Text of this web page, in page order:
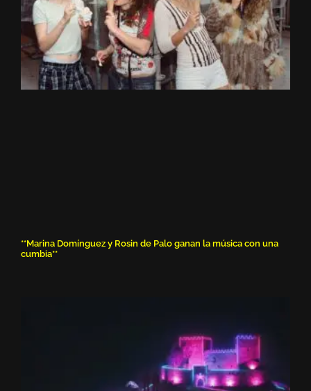
**Marina Domínguez y Rosin de Palo ganan la música con una
cumbia**